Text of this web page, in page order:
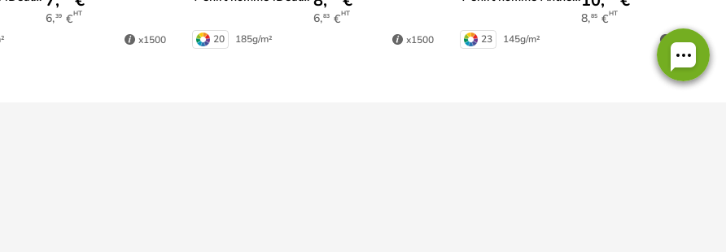
6,39 €HT
x1500
6,83 €HT
20 185g/m² x1500
8,85 €HT
23 145g/m² x1500